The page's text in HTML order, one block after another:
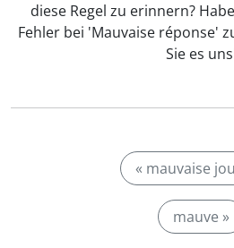
diese Regel zu erinnern?
Fehler bei 'Mauvaise réponse'
Sie es
« mauvaise
mauve »